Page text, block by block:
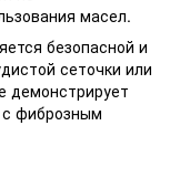
масел.
безопасной и
сеточки или
демонстрирует
с фиброзным